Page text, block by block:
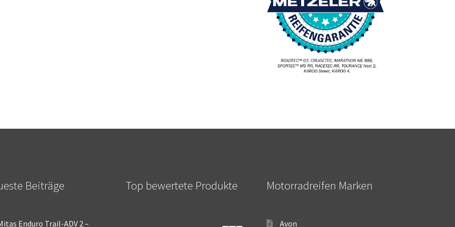
Beiträge
Enduro Trail-ADV 2 –
Top bewertete Produkte Motorradreifen Marken
Avon